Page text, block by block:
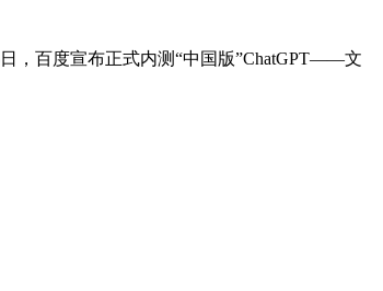
，百度宣布正式内测“中国版”ChatGPT——文